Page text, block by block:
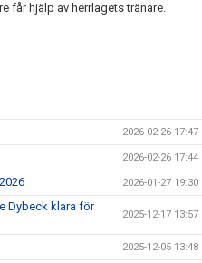
får hjälp av herrlagets tränare.
2026-02-26 17:47
2026-02-26 17:44
2026-01-27 19:30
Dybeck klara för
2025-12-17 13:57
2025-12-05 13:48